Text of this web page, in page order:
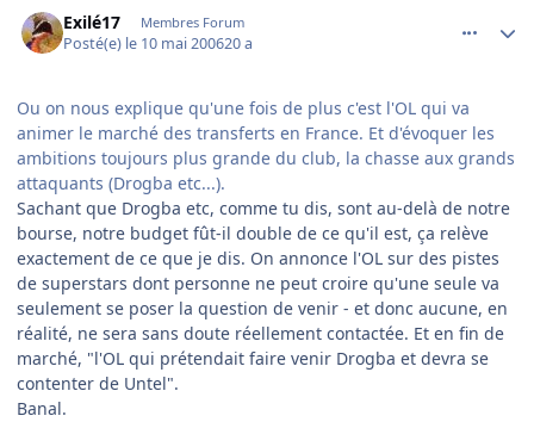
Exilé17 Membres Forum
Posté(e) le 10 mai 200620 a
Ou on nous explique qu'une fois de plus c'est l'OL qui va
animer le marché des transferts en France. Et d'évoquer les
ambitions toujours plus grande du club, la chasse aux grands
attaquants (Drogba etc...).
Sachant que Drogba etc, comme tu dis, sont au-delà de notre
bourse, notre budget fût-il double de ce qu'il est, ça relève
exactement de ce que je dis. On annonce l'OL sur des pistes
de superstars dont personne ne peut croire qu'une seule va
seulement se poser la question de venir - et donc aucune, en
réalité, ne sera sans doute réellement contactée. Et en fin de
marché, "l'OL qui prétendait faire venir Drogba et devra se
contenter de Untel".
Banal.